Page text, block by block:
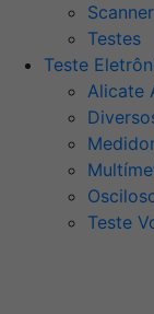
Scanner
Testes
Teste
Alicate
Teste